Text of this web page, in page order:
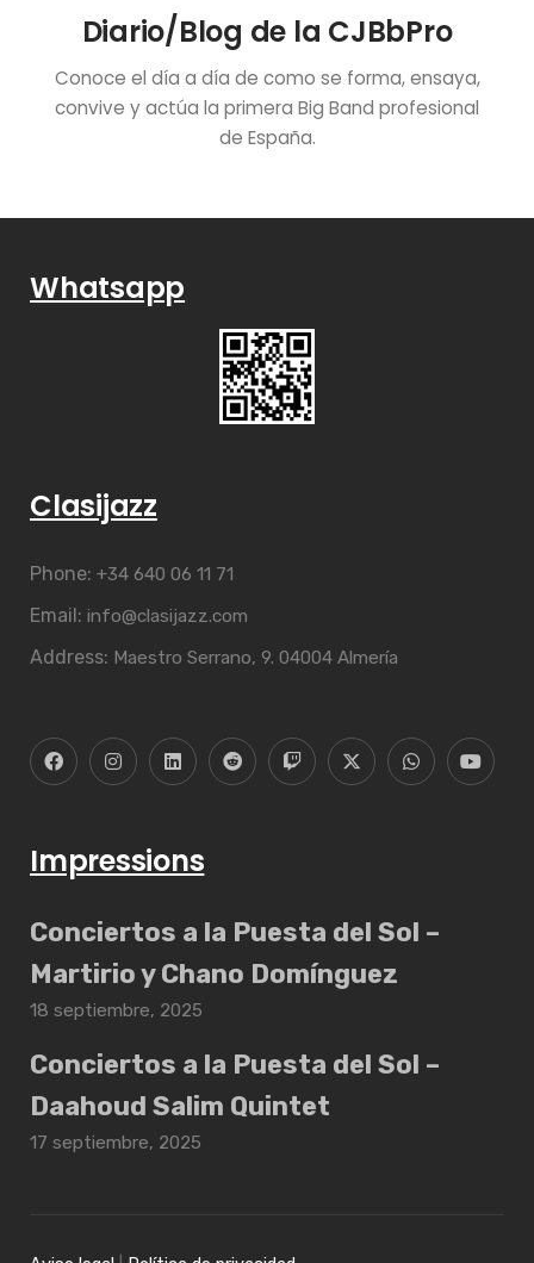
Diario/Blog de la CJBbPro
Conoce el día a día de como se forma, ensaya,
convive y actúa la primera Big Band profesional
de España.
Whatsapp
Clasijazz
Phone: +34 640 06 11 71
Email: info@clasijazz.com
Address: Maestro Serrano, 9. 04004 Almería
Impressions
Conciertos a la Puesta del Sol –
Martirio y Chano Domínguez
18 septiembre, 2025
Conciertos a la Puesta del Sol –
Daahoud Salim Quintet
17 septiembre, 2025